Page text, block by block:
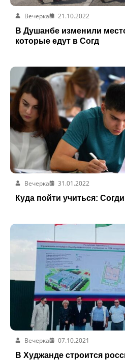
Вечерка
21.10.2022
В Душанбе изменили
которые едут в Согд
Вечерка
31.01.2022
Куда пойти учиться:
Вечерка
07.10.2021
В Худжанде строится